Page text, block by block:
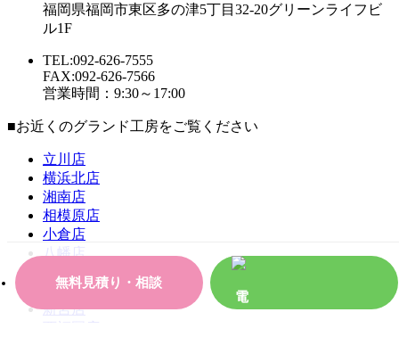
無料見積り・相談
福岡県福岡市東区多の津5丁目32-20グリーンライフビ
ル1F
TEL:092-626-7555
FAX:092-626-7566
営業時間：9:30～17:00
■お近くのグランド工房をご覧ください
立川店
横浜北店
湘南店
相模原店
小倉店
八幡店
宗像店
新宮店
西福岡店